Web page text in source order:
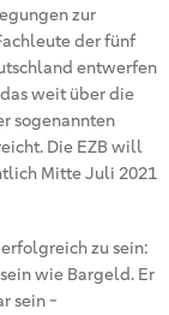
zur
der fünf
entwerfen
weit über die
sogenannten
Die EZB will
Mitte Juli 2021
zu sein:
wie Bargeld. Er
sein -